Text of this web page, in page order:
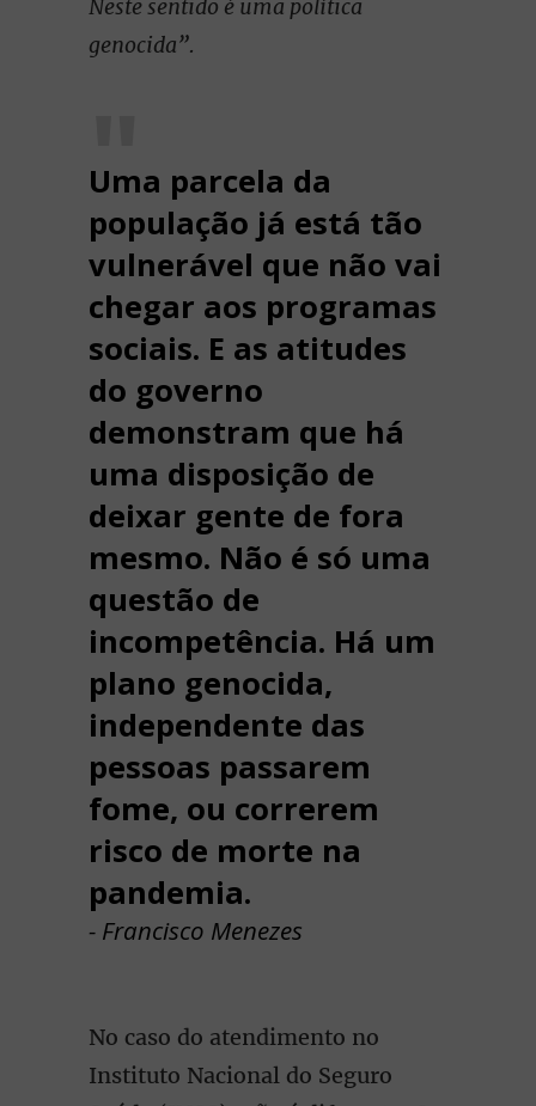
Neste sentido é uma política
genocida”.
Uma parcela da
população já está tão
vulnerável que não vai
chegar aos programas
sociais. E as atitudes
do governo
demonstram que há
uma disposição de
deixar gente de fora
mesmo. Não é só uma
questão de
incompetência. Há um
plano genocida,
independente das
pessoas passarem
fome, ou correrem
risco de morte na
pandemia.
- Francisco Menezes
No caso do atendimento no
Instituto Nacional do Seguro